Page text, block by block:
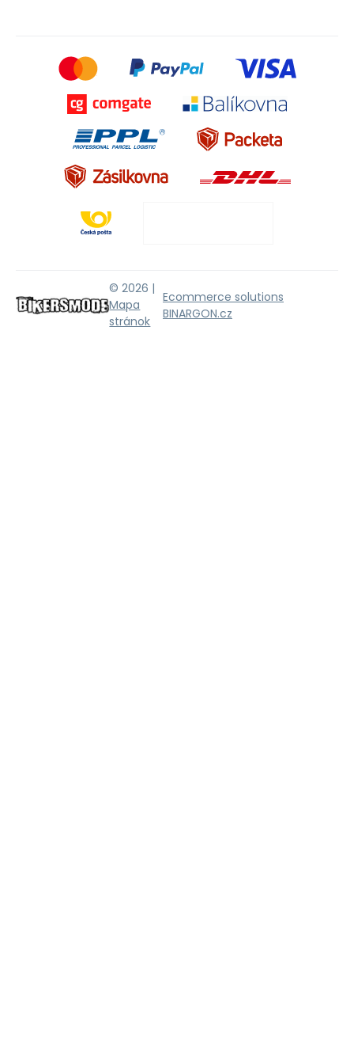
© 2026 |
Mapa
stránok
Ecommerce solutions
BINARGON.cz